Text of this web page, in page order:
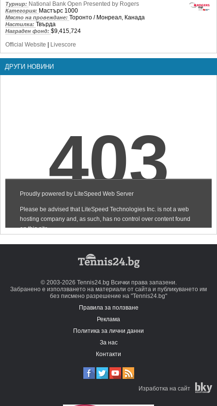
Турнир: National Bank Open Presented by Rogers
Категория: Мастърс 1000
Място на провеждане: Торонто / Монреал, Канада
Настилка: Твърда
Награден фонд: $9,415,724
Official Website
Livescore
ДРУГИ НОВИНИ
© 2003-2026 Tennis24.bg Всички права запазени.
Забранено е използването на материали от сайта и публикуването им
без писмено разрешение на "Tennis24.bg"
Правила за ползване
Реклама
Политика за лични данни
За нас
Контакти
Изработка на сайт